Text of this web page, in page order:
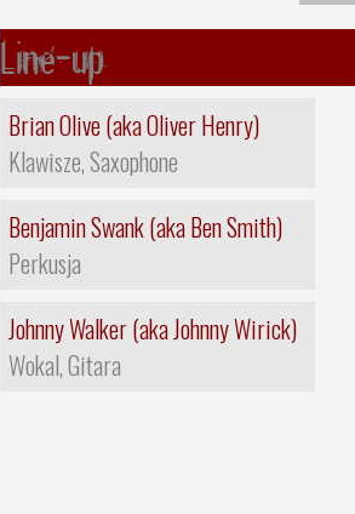
Line-up
Brian Olive (aka Oliver Henry)
Klawisze, Saxophone
Benjamin Swank (aka Ben Smith)
Perkusja
Johnny Walker (aka Johnny Wirick)
Wokal, Gitara